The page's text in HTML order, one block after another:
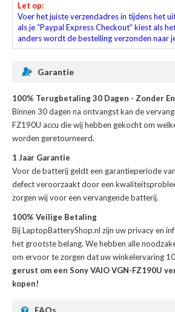
Let op:
Voer het juiste verzendadres in tijdens het
als je “Paypal Express Checkout” kiest als
anders wordt de bestelling verzonden naar
Garantie
100% Terugbetaling 30 Dagen - Zonder
Binnen 30 dagen na ontvangst kan de
FZ190U accu die wij hebben gekocht om
worden geretourneerd.
1 Jaar Garantie
Voor debatterij geldt een garantieperiode
defect veroorzaakt door een
zorgen wij voor een vervangende batterij.
100% Veilige Betaling
Bij LaptopBatteryShop.nl zijn uw privacy en
het grootste belang. We hebben alle
om ervoor te zorgen dat uw winkelervaring
gerust om een Sony VAIO VGN-FZ190U
kopen!